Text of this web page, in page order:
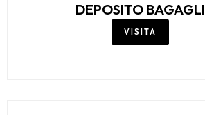
DEPOSITO BAGAGLI
VISITA